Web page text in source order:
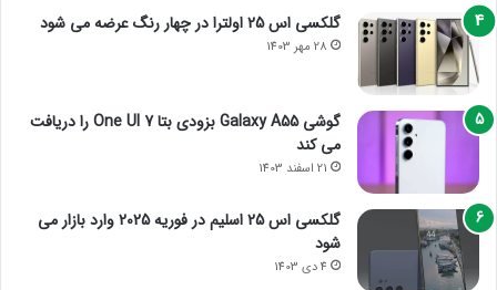
گلکسی اس 25 اولترا در چهار رنگ عرضه می شود
28 مهر 1403
گوشی Galaxy A55 بزودی بتا One UI 7 را دریافت
می کند
21 اسفند 1403
گلکسی اس 25 اسلیم در فوریه 2025 وارد بازار می
شود
4 دی 1403